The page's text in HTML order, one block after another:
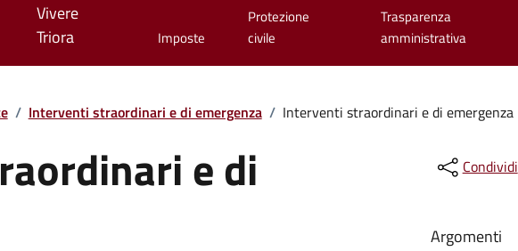
Vivere
Triora
Imposte
Protezione
civile
Trasparenza
amministrativa
/ Interventi straordinari e di emergenza / Interventi straordinari e di emergenza
e di Condividi
Argomenti